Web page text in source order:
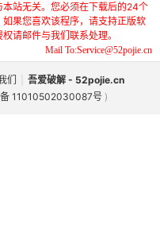
站无关。您必须在下载后的24个
果您喜欢该程序，请支持正版软
请邮件与我们联系处理。
Mail To:Service@52pojie.cn
们
吾爱破解 - 52pojie.cn
11010502030087号 )